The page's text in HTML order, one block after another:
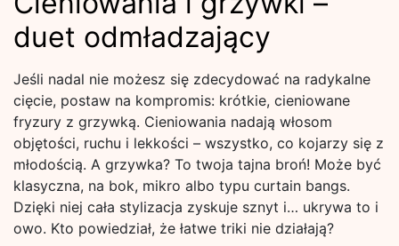
duet odmładzający
Jeśli nadal nie możesz się zdecydować na radykalne
cięcie, postaw na kompromis: krótkie, cieniowane
fryzury z grzywką. Cieniowania nadają włosom
objętości, ruchu i lekkości – wszystko, co kojarzy się z
młodością. A grzywka? To twoja tajna broń! Może być
klasyczna, na bok, mikro albo typu curtain bangs.
Dzięki niej cała stylizacja zyskuje sznyt i… ukrywa to i
owo. Kto powiedział, że łatwe triki nie działają?